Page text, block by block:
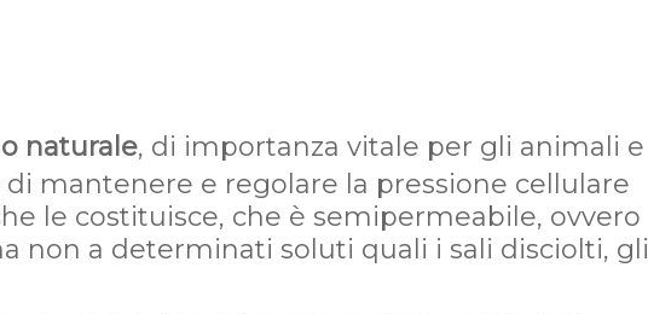
naturale, di importanza vitale per gli animali e
di mantenere e regolare la pressione cellulare
le costituisce, che è semipermeabile, ovvero
non a determinati soluti quali i sali disciolti, gli